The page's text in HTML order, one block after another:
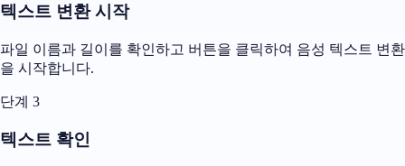
텍스트 변환 시작
파일 이름과 길이를 확인하고 버튼을 클릭하여 음성 텍스트 변환
을 시작합니다.
단계 3
텍스트 확인